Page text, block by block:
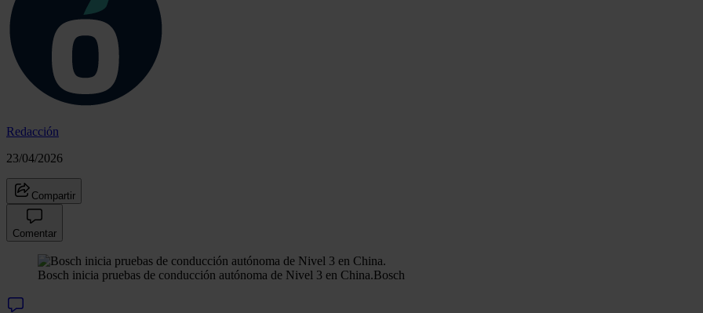
Redacción
23/04/2026
Compartir
Comentar
Bosch inicia pruebas de conducción autónoma de Nivel 3 en China.Bosch